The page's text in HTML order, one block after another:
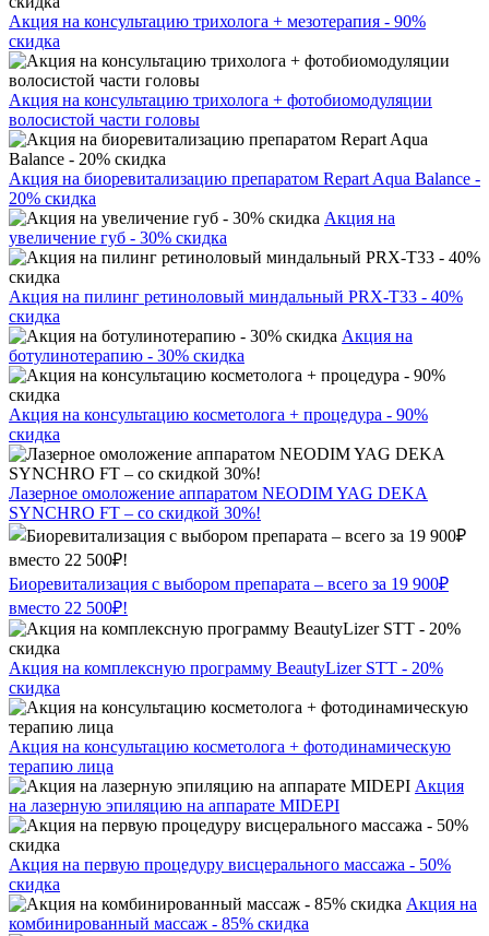
Акция на консультацию трихолога + мезотерапия - 90%
скидка
Акция на консультацию трихолога + фотобиомодуляции
волосистой части головы
Акция на биоревитализацию препаратом Repart Aqua Balance -
20% скидка
Акция на
увеличение губ - 30% скидка
Акция на пилинг ретиноловый миндальный PRX-T33 - 40%
скидка
Акция на
ботулинотерапию - 30% скидка
Акция на консультацию косметолога + процедура - 90%
скидка
Лазерное омоложение аппаратом NEODIM YAG DEKA
SYNCHRO FT – со скидкой 30%!
Биоревитализация с выбором препарата – всего за 19 900₽
вместо 22 500₽!
Акция на комплексную программу BeautyLizer STT - 20%
скидка
Акция на консультацию косметолога + фотодинамическую
терапию лица
Акция
на лазерную эпиляцию на аппарате MIDEPI
Акция на первую процедуру висцерального массажа - 50%
скидка
Акция на
комбинированный массаж - 85% скидка